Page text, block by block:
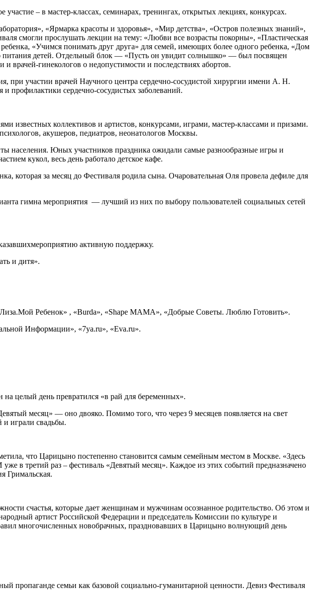
– в мастер-классах, семинарах, тренингах, открытых лекциях, конкурсах.
«Ярмарка красоты и здоровья», «Мир детства», «Остров полезных знаний»,
смогли прослушать лекции на тему: «Любви все возрасты покорны», «Пластическая
«Учимся понимать друг друга» для семей, имеющих более одного ребенка, «Дом
питания детей. Отдельный блок — «Пусть он увидит солнышко» — был посвящен
врачей-гинекологов о недопустимости и последствиях абортов.
при участии врачей Научного центра сердечно-сосудистой хирургии имени А. Н.
профилактики сердечно-сосудистых заболеваний.
известных коллективов и артистов, конкурсами, играми, мастер-классами и призами.
акушеров, педиатров, неонатологов Москвы.
населения. Юных участников праздника ожидали самые разнообразные игры и
кукол, весь день работало детское кафе.
которая за месяц до Фестиваля родила сына. Очаровательная Оля провела дефиле для
гимна мероприятия — лучший из них по выбору пользователей социальных сетей
активную поддержку.
и дитя».
Ребенок» , «Burda», «Shape MAMA», «Добрые Советы. Люблю Готовить».
Информации», «7ya.ru», «Eva.ru».
целый день превратился «в рай для беременных».
месяц» — оно двояко. Помимо того, что через 9 месяцев появляется на свет
и играли свадьбы.
что Царицыно постепенно становится самым семейным местом в Москве. «Здесь
в третий раз – фестиваль «Девятый месяц». Каждое из этих событий предназначено
Гримальская.
счастья, которые дает женщинам и мужчинам осознанное родительство. Об этом и
артист Российской Федерации и председатель Комиссии по культуре и
многочисленных новобрачных, праздновавших в Царицыно волнующий день
пропаганде семьи как базовой социально-гуманитарной ценности. Девиз Фестиваля